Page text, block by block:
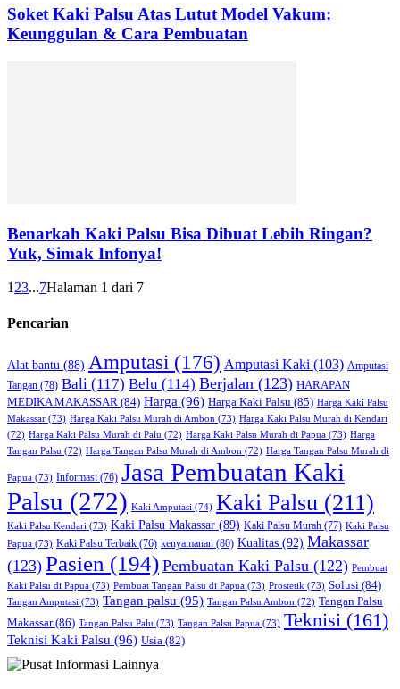
Soket Kaki Palsu Atas Lutut Model Vakum:
Keunggulan & Cara Pembuatan
Benarkah Kaki Palsu Bisa Dibuat Lebih Ringan?
Yuk, Simak Infonya!
123...7Halaman 1 dari 7
Pencarian
Alat bantu (88) Amputasi (176) Amputasi Kaki (103) Amputasi
Tangan (78) Bali (117) Belu (114) Berjalan (123) HARAPAN
MEDIKA MAKASSAR (84) Harga (96) Harga Kaki Palsu (85) Harga Kaki Palsu
Makassar (73) Harga Kaki Palsu Murah di Ambon (73) Harga Kaki Palsu Murah di Kendari
(72) Harga Kaki Palsu Murah di Palu (72) Harga Kaki Palsu Murah di Papua (73) Harga
Tangan Palsu (72) Harga Tangan Palsu Murah di Ambon (72) Harga Tangan Palsu Murah di
Papua (73) Informasi (76) Jasa Pembuatan Kaki
Palsu (272) Kaki Amputasi (74) Kaki Palsu (211)
Kaki Palsu Kendari (73) Kaki Palsu Makassar (89) Kaki Palsu Murah (77) Kaki Palsu
Papua (73) Kaki Palsu Terbaik (76) kenyamanan (80) Kualitas (92) Makassar
(123) Pasien (194) Pembuatan Kaki Palsu (122) Pembuat
Kaki Palsu di Papua (73) Pembuat Tangan Palsu di Papua (73) Prostetik (73) Solusi (84)
Tangan Amputasi (73) Tangan palsu (95) Tangan Palsu Ambon (72) Tangan Palsu
Makassar(86) Tangan Palsu Palu (73) Tangan Palsu Papua (73) Teknisi (161)
Teknisi Kaki Palsu (96) Usia (82)